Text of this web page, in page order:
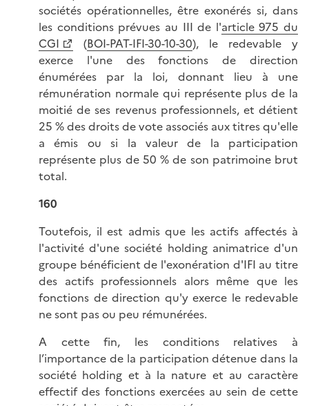
sociétés opérationnelles, être exonérés si, dans
les conditions prévues au III de l'article 975 du
CGI
(BOI-PAT-IFI-30-10-30), le redevable y
exerce l'une des fonctions de direction
énumérées par la loi, donnant lieu à une
rémunération normale qui représente plus de la
moitié de ses revenus professionnels, et détient
25 % des droits de vote associés aux titres qu'elle
a émis ou si la valeur de la participation
représente plus de 50 % de son patrimoine brut
total.
160
Toutefois, il est admis que les actifs affectés à
l'activité d'une société holding animatrice d'un
groupe bénéficient de l'exonération d'IFI au titre
des actifs professionnels alors même que les
fonctions de direction qu'y exerce le redevable
ne sont pas ou peu rémunérées.
A cette fin, les conditions relatives à
l’importance de la participation détenue dans la
société holding et à la nature et au caractère
effectif des fonctions exercées au sein de cette